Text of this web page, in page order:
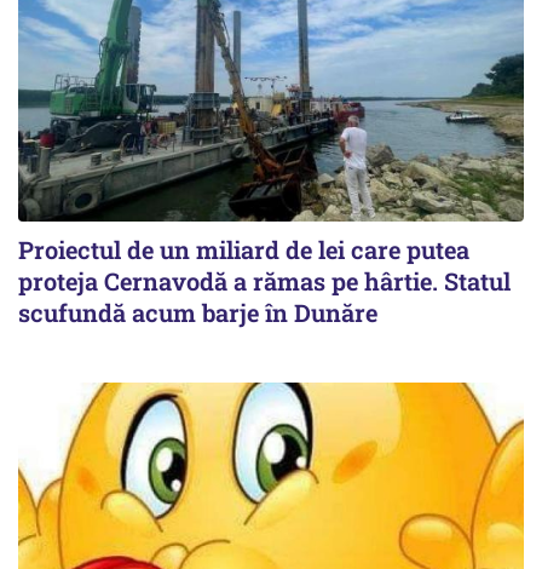
Proiectul de un miliard de lei care putea
proteja Cernavodă a rămas pe hârtie. Statul
scufundă acum barje în Dunăre